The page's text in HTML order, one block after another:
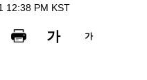
12:38 PM KST
가 가